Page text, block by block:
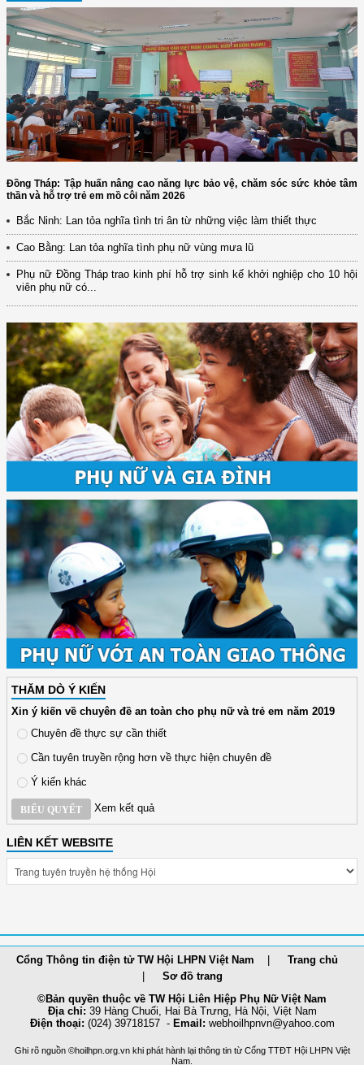
Đồng Tháp: Tập huấn nâng cao năng lực bảo vệ, chăm sóc sức khỏe tâm
thần và hỗ trợ trẻ em mồ côi năm 2026
Bắc Ninh: Lan tỏa nghĩa tình tri ân từ những việc làm thiết thực
Cao Bằng: Lan tỏa nghĩa tình phụ nữ vùng mưa lũ
Phụ nữ Đồng Tháp trao kinh phí hỗ trợ sinh kế khởi nghiệp cho 10 hội
viên phụ nữ có...
THĂM DÒ Ý KIẾN
Xin ý kiến về chuyên đề an toàn cho phụ nữ và trẻ em năm 2019
Chuyên đề thực sự cần thiết
Cần tuyên truyền rộng hơn về thực hiện chuyên đề
Ý kiến khác
BIỂU QUYẾT Xem kết quả
LIÊN KẾT WEBSITE
Cổng Thông tin điện tử TW Hội LHPN Việt Nam
Trang chủ
Sơ đồ trang
©Bản quyền thuộc về TW Hội Liên Hiệp Phụ Nữ Việt Nam
Địa chỉ: 39 Hàng Chuối, Hai Bà Trưng, Hà Nội, Việt Nam
Điện thoại: (024) 39718157 - Email: webhoilhpnvn@yahoo.com
Ghi rõ nguồn ©hoilhpn.org.vn khi phát hành lại thông tin từ Cổng TTÐT Hội LHPN Việt
Nam.